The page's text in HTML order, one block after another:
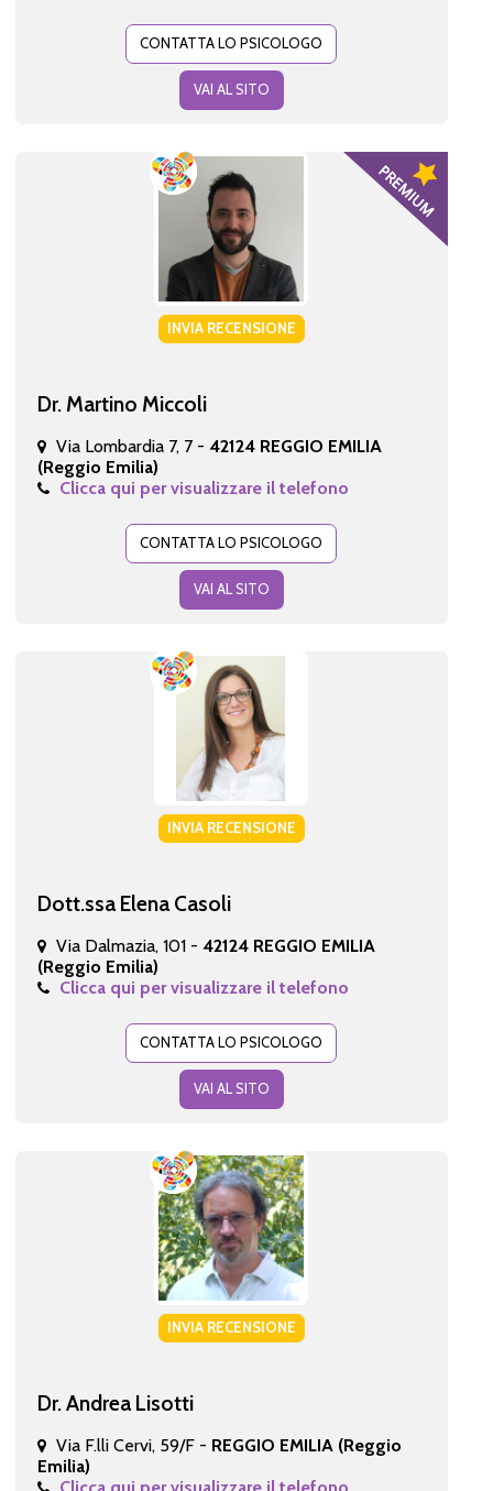
CONTATTA LO PSICOLOGO
VAI AL SITO
INVIA RECENSIONE
Dr. Martino Miccoli
Via Lombardia 7, 7 - 42124 REGGIO EMILIA
(Reggio Emilia)
Clicca qui per visualizzare il telefono
CONTATTA LO PSICOLOGO
VAI AL SITO
INVIA RECENSIONE
Dott.ssa Elena Casoli
Via Dalmazia, 101 - 42124 REGGIO EMILIA
(Reggio Emilia)
Clicca qui per visualizzare il telefono
CONTATTA LO PSICOLOGO
VAI AL SITO
INVIA RECENSIONE
Dr. Andrea Lisotti
Via F.lli Cervi, 59/F - REGGIO EMILIA (Reggio
Emilia)